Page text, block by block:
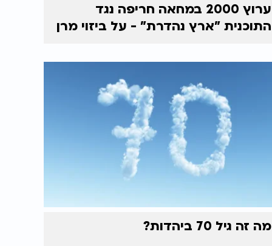
ערוץ 2000 במחאה חריפה נגד
התוכנית "ארץ נהדרת" - על ביזוי מרן
מה זה גיל 70 ביהדות?